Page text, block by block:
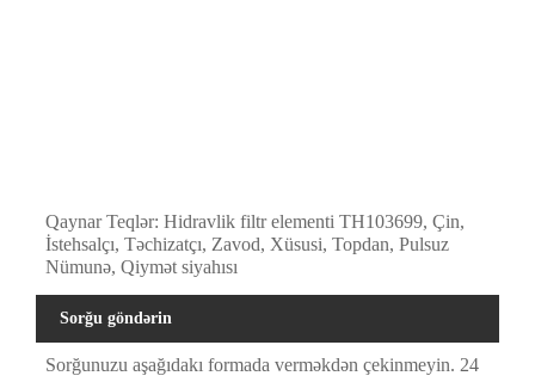
Qaynar Teqlər: Hidravlik filtr elementi TH103699, Çin,
İstehsalçı, Təchizatçı, Zavod, Xüsusi, Topdan, Pulsuz
Nümunə, Qiymət siyahısı
Sorğu göndərin
Sorğunuzu aşağıdakı formada verməkdən çekinmeyin. 24